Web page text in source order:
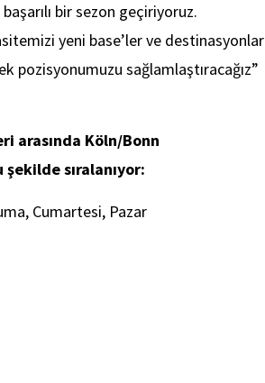
bir sezon geçiriyoruz.
yeni base’ler ve destinasyonlar
pozisyonumuzu sağlamlaştıracağız”
arasında Köln/Bonn
sıralanıyor:
Cumartesi, Pazar